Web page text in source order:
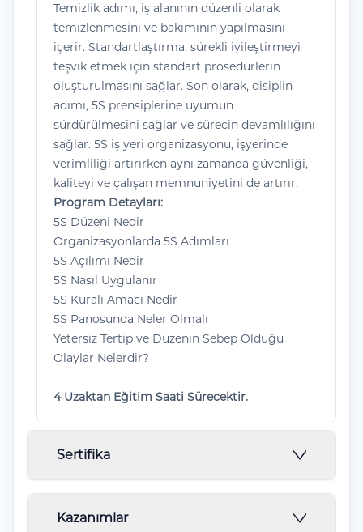
Temizlik adımı, iş alanının düzenli olarak
temizlenmesini ve bakımının yapılmasını
içerir. Standartlaştırma, sürekli iyileştirmeyi
teşvik etmek için standart prosedürlerin
oluşturulmasını sağlar. Son olarak, disiplin
adımı, 5S prensiplerine uyumun
sürdürülmesini sağlar ve sürecin devamlılığını
sağlar. 5S iş yeri organizasyonu, işyerinde
verimliliği artırırken aynı zamanda güvenliği,
kaliteyi ve çalışan memnuniyetini de artırır.
Program Detayları:
5S Düzeni Nedir
Organizasyonlarda 5S Adımları
5S Açılımı Nedir
5S Nasıl Uygulanır
5S Kuralı Amacı Nedir
5S Panosunda Neler Olmalı
Yetersiz Tertip ve Düzenin Sebep Olduğu
Olaylar Nelerdir?
4 Uzaktan Eğitim Saati Sürecektir.
Sertifika
Örneği verilen belgede ''Örnek'' olarak
Kazanımlar